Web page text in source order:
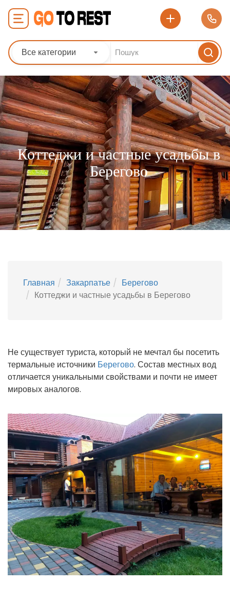
Все категории
Коттеджи и частные усадьбы в
Берегово
Главная Закарпатье
Берегово
Коттеджи и частные усадьбы в Берегово
Не существует туриста, который не мечтал бы посетить
термальные источники Берегово. Состав местных вод
отличается уникальными свойствами и почти не имеет
мировых аналогов.